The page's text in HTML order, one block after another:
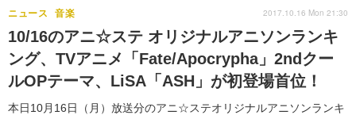
グッズ イベント
声優 コスプレ
ラキりす
連載マンガ一覧
番組・動画一覧 ラジオ
動画
連載・ブログ
連載・ブログ一覧 コラム
10/16のアニ☆ステ オリジナルアニソンランキ
ング、TVアニメ「Fate/Apocrypha」2ndクー
ルOPテーマ、LiSA「ASH」が初登場首位！
本日10月16日（月）放送分のアニ☆ステオリジナルアニソンランキ
ニュース 音楽 2017.10.16 Mon 21:30